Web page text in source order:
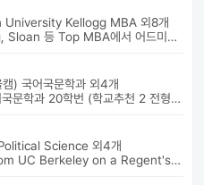
Kellogg MBA 외8개
Haas, Kellogg, Sloan 등 Top MBA에서 어드미션을 받았으며 21년 가을...
) 국어국문학과 외4개
고려대학교 국어국문학과 20학번 (학교추천 2 전형, 최초합) 성균관대...
Science 외4개
Graduated from UC Berkeley on a Regent's Scholarship. Af...